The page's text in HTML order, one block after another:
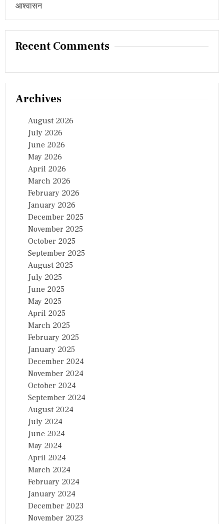
आश्वासन
Recent Comments
Archives
August 2026
July 2026
June 2026
May 2026
April 2026
March 2026
February 2026
January 2026
December 2025
November 2025
October 2025
September 2025
August 2025
July 2025
June 2025
May 2025
April 2025
March 2025
February 2025
January 2025
December 2024
November 2024
October 2024
September 2024
August 2024
July 2024
June 2024
May 2024
April 2024
March 2024
February 2024
January 2024
December 2023
November 2023